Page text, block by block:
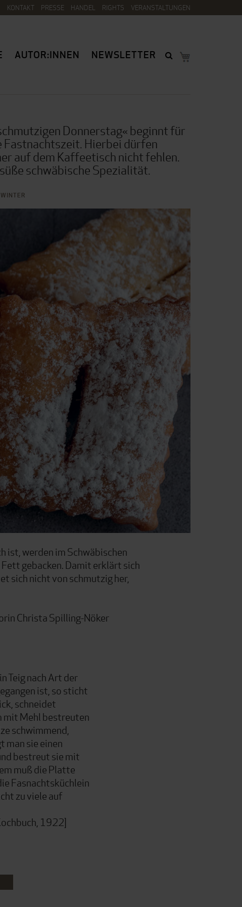
KONTAKT PRESSE HANDEL RIGHTS VERANSTALTUNGEN
AUTOR:INNEN NEWSLETTER
Donnerstag« beginnt für
Fastnachtszeit. Hierbei dürfen
auf dem Kaffeetisch nicht fehlen.
schwäbische Spezialität.
WINTER
ist, werden im Schwäbischen
gebacken. Damit erklärt sich
sich nicht von schmutzig her,
Christa Spilling-Nöker
Teig nach Art der
ist, so sticht
schneidet
mit Mehl bestreuten
schwimmend,
man sie einen
bestreut sie mit
muß die Platte
Fasnachtsküchlein
zu viele auf
1922]